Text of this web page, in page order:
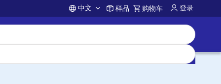
Account
中文 样品 购物车 登录